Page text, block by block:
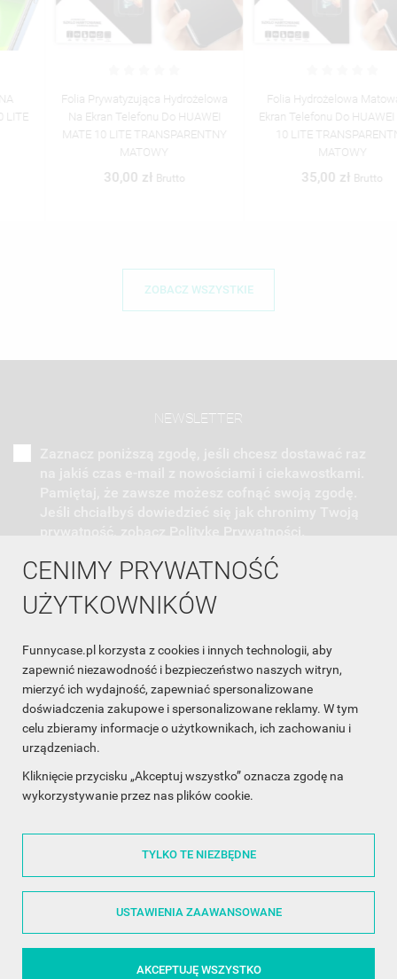
CENIMY PRYWATNOŚĆ
UŻYTKOWNIKÓW
Funnycase.pl korzysta z cookies i innych technologii, aby
zapewnić niezawodność i bezpieczeństwo naszych witryn,
mierzyć ich wydajność, zapewniać spersonalizowane
doświadczenia zakupowe i spersonalizowane reklamy. W tym
celu zbieramy informacje o użytkownikach, ich zachowaniu i
urządzeniach.
Kliknięcie przycisku „Akceptuj wszystko” oznacza zgodę na
wykorzystywanie przez nas plików cookie.
TYLKO TE NIEZBĘDNE
USTAWIENIA ZAAWANSOWANE
AKCEPTUJĘ WSZYSTKO
Folia Prywatyzująca Hydrożelowa
Na Ekran Telefonu Do HUAWEI
MATE 10 LITE TRANSPARENTNY
30,00 zł Brutto
Folia Hydrożelowa Matowa Na
Ekran Telefonu Do HUAWEI MATE
10 LITE TRANSPARENTNY
35,00 zł Brutto
ZOBACZ WSZYSTKIE
NEWSLETTER
INFORMACJA O SKLEPIE
INFORMACJE
OBSŁUGA KLIENTA
WSPÓŁPRACA
Made with❤in Poland